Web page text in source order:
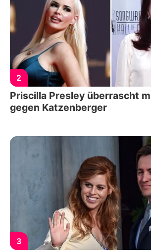
2
Priscilla Presley überrascht
gegen Katzenberger
3